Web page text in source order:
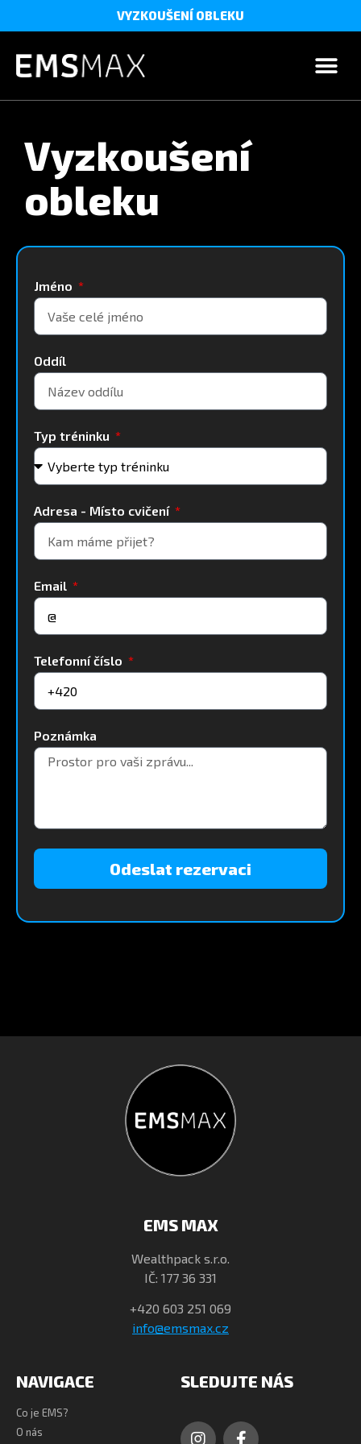
VYZKOUŠENÍ OBLEKU
Vyzkoušení
obleku
Jméno
Oddíl
Typ tréninku
Adresa - Místo cvičení
Email
Telefonní číslo
Poznámka
Odeslat rezervaci
EMS MAX
Wealthpack s.r.o.
IČ: 177 36 331
+420 603 251 069
info@emsmax.cz
NAVIGACE
Co je EMS?
O nás
SLEDUJTE NÁS